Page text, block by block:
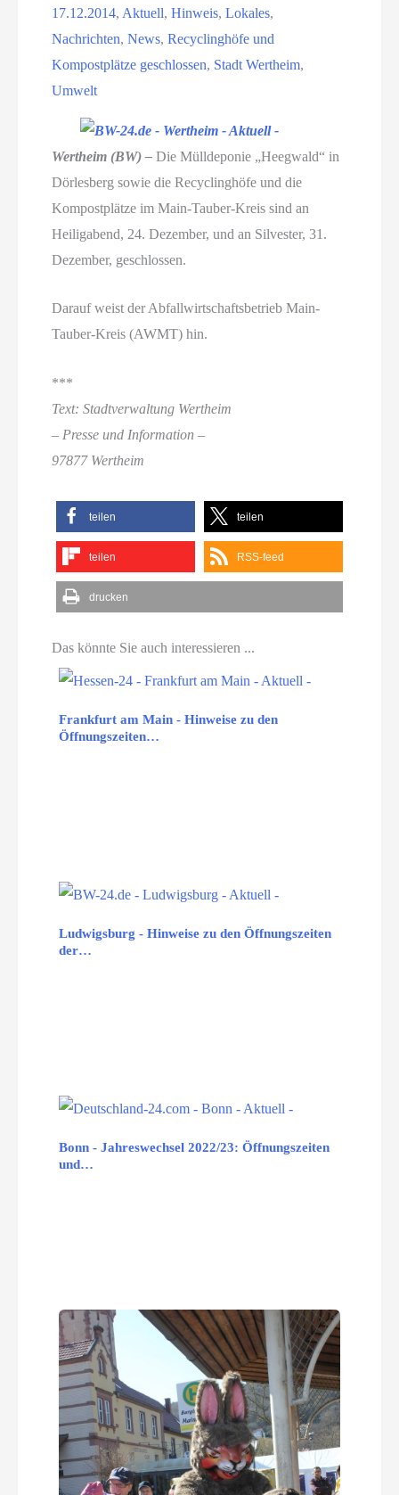
17.12.2014, Aktuell,Hinweis,Lokales,
Nachrichten,News,Recyclinghöfe und
Kompostplätze geschlossen, Stadt Wertheim,
Umwelt
Wertheim (BW) – Die Mülldeponie „Heegwald“ in
Dörlesberg sowie die Recyclinghöfe und die
Kompostplätze im Main-Tauber-Kreis sind an
Heiligabend, 24. Dezember, und an Silvester, 31.
Dezember, geschlossen.
Darauf weist der Abfallwirtschaftsbetrieb Main-
Tauber-Kreis (AWMT) hin.
***
Text: Stadtverwaltung Wertheim
– Presse und Information –
97877 Wertheim
teilen teilen
teilen RSS-feed
drucken
Das könnte Sie auch interessieren ...
Frankfurt am Main - Hinweise zu den
Öffnungszeiten…
Ludwigsburg - Hinweise zu den Öffnungszeiten
der…
Bonn - Jahreswechsel 2022/23: Öffnungszeiten
und…